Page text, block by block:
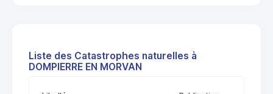
Liste des Catastrophes naturelles à
DOMPIERRE EN MORVAN